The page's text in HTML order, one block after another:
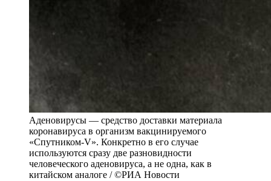
Аденовирусы — средство доставки материала
коронавируса в организм вакцинируемого
«Спутником-V». Конкретно в его случае
используются сразу две разновидности
человеческого аденовируса, а не одна, как в
китайском аналоге / ©РИА Новости